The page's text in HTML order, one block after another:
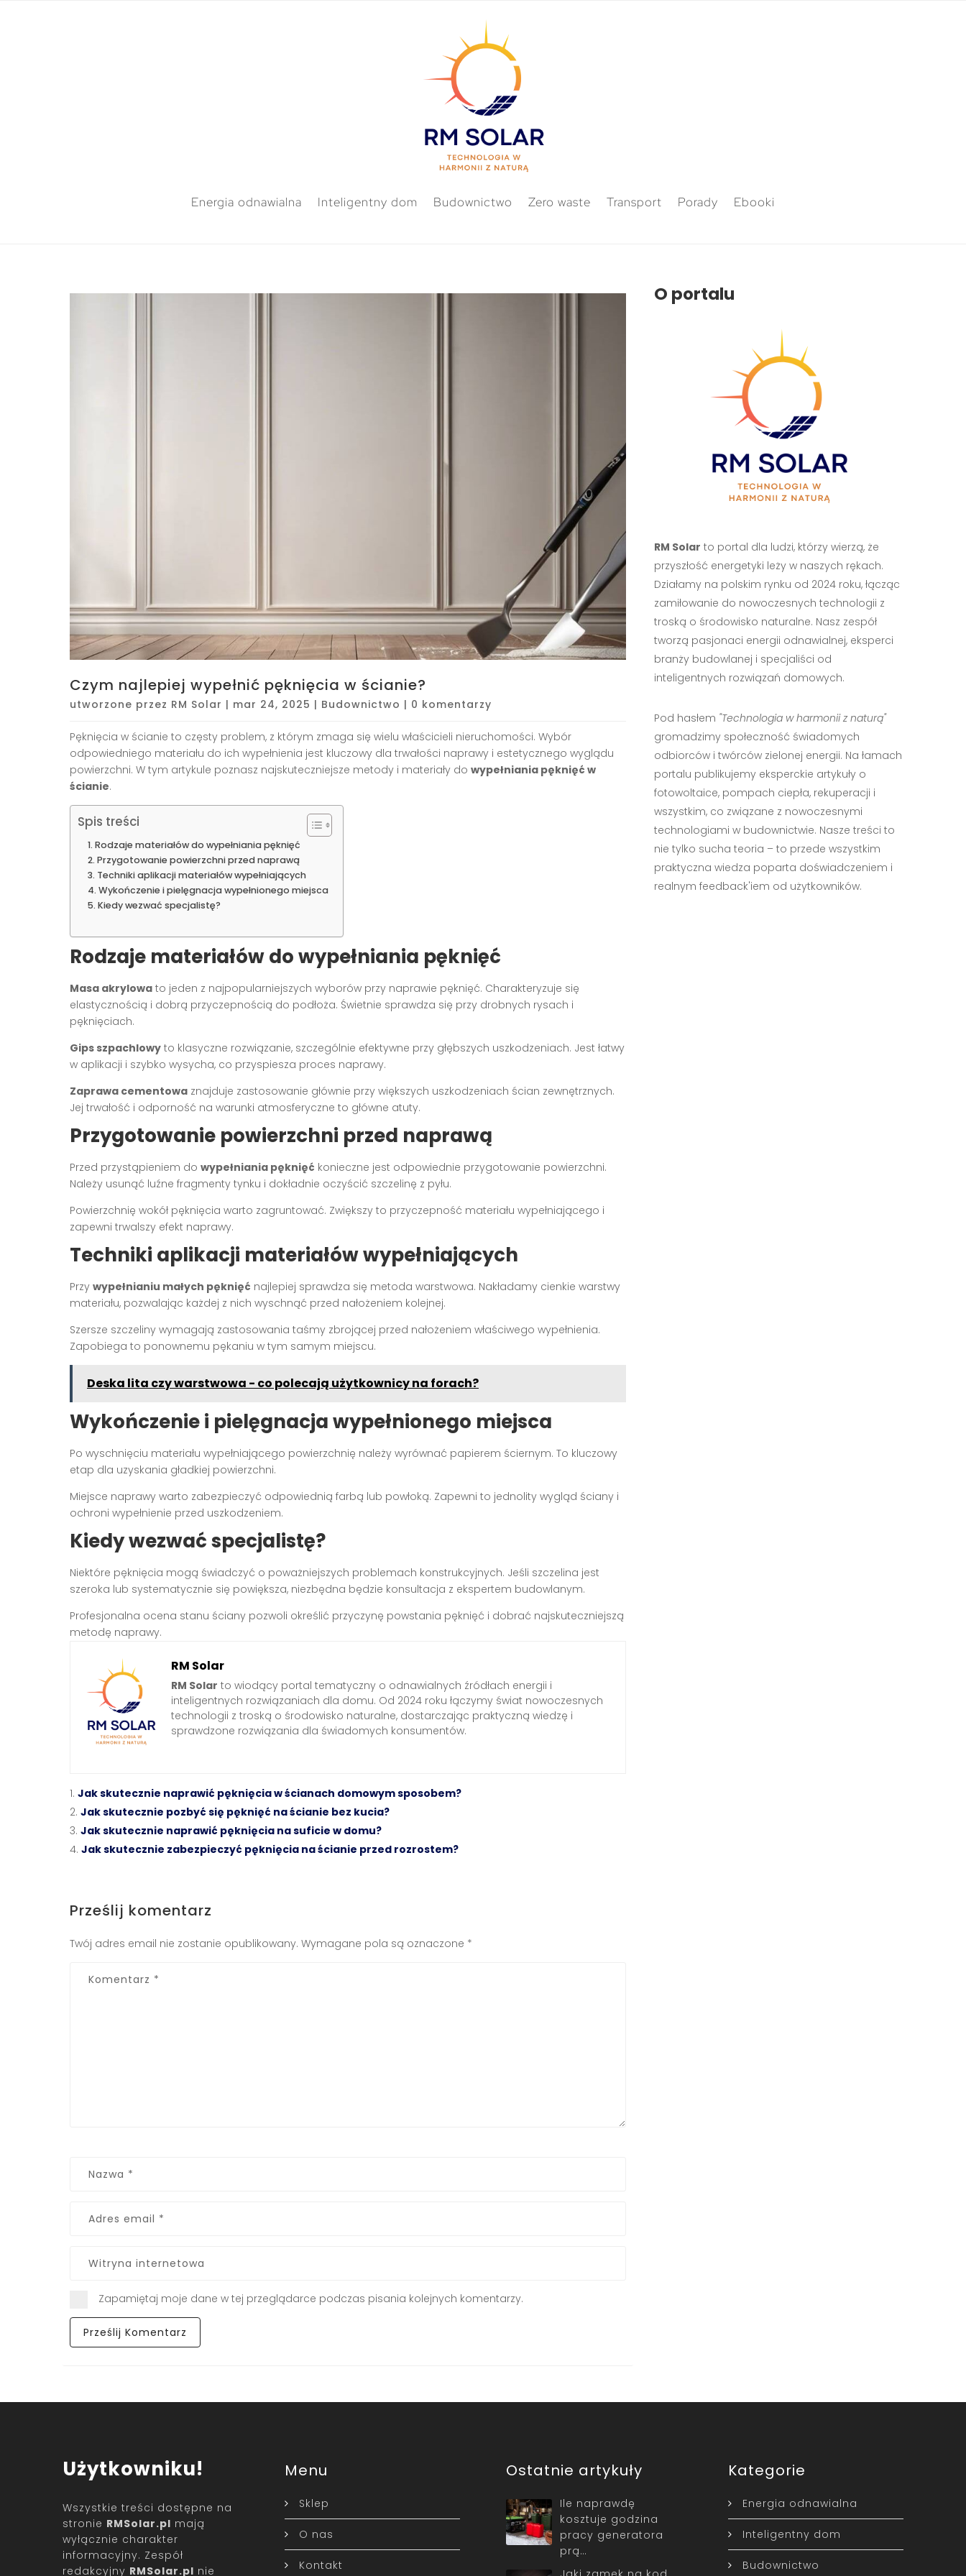
Energia odnawialna Inteligentny dom Budownictwo Zero waste Transport Porady Ebooki
Czym najlepiej wypełnić pęknięcia w ścianie?
utworzone przez RM Solar | mar 24, 2025 | Budownictwo | 0 komentarzy
Pęknięcia w ścianie to częsty problem, z którym zmaga się wielu właścicieli nieruchomości. Wybór
odpowiedniego materiału do ich wypełnienia jest kluczowy dla trwałości naprawy i estetycznego wyglądu
powierzchni. W tym artykule poznasz najskuteczniejsze metody i materiały do wypełniania pęknięć w
ścianie.
Spis treści
Rodzaje materiałów do wypełniania pęknięć
Przygotowanie powierzchni przed naprawą
Techniki aplikacji materiałów wypełniających
Wykończenie i pielęgnacja wypełnionego miejsca
Kiedy wezwać specjalistę?
Rodzaje materiałów do wypełniania pęknięć
Masa akrylowa to jeden z najpopularniejszych wyborów przy naprawie pęknięć. Charakteryzuje się
elastycznością i dobrą przyczepnością do podłoża. Świetnie sprawdza się przy drobnych rysach i
pęknięciach.
Gips szpachlowy to klasyczne rozwiązanie, szczególnie efektywne przy głębszych uszkodzeniach. Jest łatwy
w aplikacji i szybko wysycha, co przyspiesza proces naprawy.
Zaprawa cementowa znajduje zastosowanie głównie przy większych uszkodzeniach ścian zewnętrznych.
Jej trwałość i odporność na warunki atmosferyczne to główne atuty.
Przygotowanie powierzchni przed naprawą
Przed przystąpieniem do wypełniania pęknięć konieczne jest odpowiednie przygotowanie powierzchni.
Należy usunąć luźne fragmenty tynku i dokładnie oczyścić szczelinę z pyłu.
Powierzchnię wokół pęknięcia warto zagruntować. Zwiększy to przyczepność materiału wypełniającego i
zapewni trwalszy efekt naprawy.
Techniki aplikacji materiałów wypełniających
Przy wypełnianiu małych pęknięć najlepiej sprawdza się metoda warstwowa. Nakładamy cienkie warstwy
materiału, pozwalając każdej z nich wyschnąć przed nałożeniem kolejnej.
Szersze szczeliny wymagają zastosowania taśmy zbrojącej przed nałożeniem właściwego wypełnienia.
Zapobiega to ponownemu pękaniu w tym samym miejscu.
Deska lita czy warstwowa - co polecają użytkownicy na forach?
Wykończenie i pielęgnacja wypełnionego miejsca
Po wyschnięciu materiału wypełniającego powierzchnię należy wyrównać papierem ściernym. To kluczowy
etap dla uzyskania gładkiej powierzchni.
Miejsce naprawy warto zabezpieczyć odpowiednią farbą lub powłoką. Zapewni to jednolity wygląd ściany i
ochroni wypełnienie przed uszkodzeniem.
Kiedy wezwać specjalistę?
Niektóre pęknięcia mogą świadczyć o poważniejszych problemach konstrukcyjnych. Jeśli szczelina jest
szeroka lub systematycznie się powiększa, niezbędna będzie konsultacja z ekspertem budowlanym.
Profesjonalna ocena stanu ściany pozwoli określić przyczynę powstania pęknięć i dobrać najskuteczniejszą
metodę naprawy.
RM Solar
RM Solar to wiodący portal tematyczny o odnawialnych źródłach energii i
inteligentnych rozwiązaniach dla domu. Od 2024 roku łączymy świat nowoczesnych
technologii z troską o środowisko naturalne, dostarczając praktyczną wiedzę i
sprawdzone rozwiązania dla świadomych konsumentów.
Jak skutecznie naprawić pęknięcia w ścianach domowym sposobem?
Jak skutecznie pozbyć się pęknięć na ścianie bez kucia?
Jak skutecznie naprawić pęknięcia na suficie w domu?
Jak skutecznie zabezpieczyć pęknięcia na ścianie przed rozrostem?
Prześlij komentarz
Twój adres email nie zostanie opublikowany. Wymagane pola są oznaczone *
Zapamiętaj moje dane w tej przeglądarce podczas pisania kolejnych komentarzy.
O portalu
RM Solar to portal dla ludzi, którzy wierzą, że
przyszłość energetyki leży w naszych rękach.
Działamy na polskim rynku od 2024 roku, łącząc
zamiłowanie do nowoczesnych technologii z
troską o środowisko naturalne. Nasz zespół
tworzą pasjonaci energii odnawialnej, eksperci
branży budowlanej i specjaliści od
inteligentnych rozwiązań domowych.
Pod hasłem "Technologia w harmonii z naturą"
gromadzimy społeczność świadomych
odbiorców i twórców zielonej energii. Na łamach
portalu publikujemy eksperckie artykuły o
fotowoltaice, pompach ciepła, rekuperacji i
wszystkim, co związane z nowoczesnymi
technologiami w budownictwie. Nasze treści to
nie tylko sucha teoria – to przede wszystkim
praktyczna wiedza poparta doświadczeniem i
realnym feedback'iem od użytkowników.
Użytkowniku!
Wszystkie treści dostępne na
stronie RMSolar.pl mają
wyłącznie charakter
informacyjny. Zespół
redakcyjny RMSolar.pl nie
Menu
Sklep
O nas
Kontakt
Ostatnie artykuły
Ile naprawdę
kosztuje godzina
pracy generatora
prą…
Kategorie
Energia odnawialna
Inteligentny dom
Budownictwo